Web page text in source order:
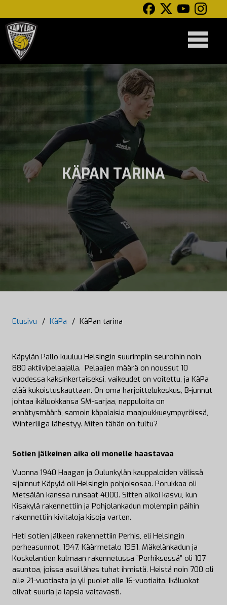
KÄPAN TARINA
Etusivu / KäPa / KäPan tarina
Käpylän Pallo kuuluu Helsingin suurimpiin seuroihin noin
880 aktiivipelaajalla. Pelaajien määrä on noussut 10
vuodessa kaksinkertaiseksi, vaikeudet on voitettu, ja KäPa
elää kukoistuskauttaan. On oma harjoittelukeskus, B-junnut
johtaa ikäluokkansa SM-sarjaa, nappuloita on
ennätysmäärä, samoin käpalaisia maajoukkueympyröissä,
Winterliiga lähestyy. Miten tähän on tultu?
Sotien jälkeinen aika oli monelle haastavaa
Vuonna 1940 Haagan ja Oulunkylän kauppaloiden välissä
sijainnut Käpylä oli Helsingin pohjoisosaa. Porukkaa oli
Metsälän kanssa runsaat 4000. Sitten alkoi kasvu, kun
Kisakylä rakennettiin ja Pohjolankadun molempiin päihin
rakennettiin kivitaloja kisoja varten.
Heti sotien jälkeen rakennettiin Perhis, eli Helsingin
perheasunnot, 1947. Käärmetalo 1951. Mäkelänkadun ja
Koskelantien kulmaan rakennetussa ”Perhiksessä” oli 107
asuntoa, joissa asui lähes tuhat ihmistä. Heistä noin 700 oli
alle 21-vuotiasta ja yli puolet alle 16-vuotiaita. Ikäluokat
olivat suuria ja lapsia valtavasti.